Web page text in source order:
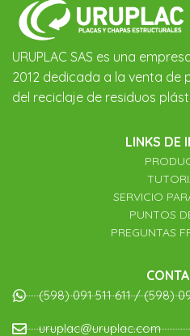
URUPLAC SAS es una
2012 dedicada a la venta de
del reciclaje de residuos
LINKS DE
SERVICIO
PUNTOS
PREGUNTAS
(598) 091 511 611 / (598)
uruplac@uruplac.com